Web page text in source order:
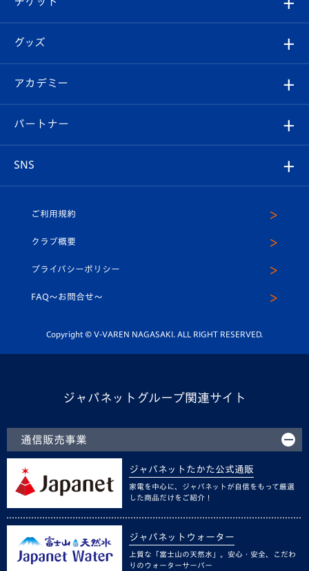
チケット
イベント
メディア
ホームタウン
エンブレム紹介
スタッフプロフィール
マスコット紹介
平和祈念活動
ホームタウン活動
はじめての観戦ガイド
Revive Team
ヴィヴィくんの長崎おもてなしガイド
フォトギャラリー
スタジアムグルメ
チケット
V-LOVERS（ファンクラブ）
プレイヤーズスイート
グッズ
オンラインショップ
店舗情報
アカデミー
育成からのお知らせ
U-18
スクール
パートナー
SNS
ヴィヴィくんインスタグラム
公式LINE＠
ご利用規約
クラブ概要
プライバシーポリシー
FAQ〜お問合せ〜
Copyright © V-VAREN NAGASAKI. ALL RIGHT RESERVED.
ジャパネットグループ関連サイト
通信販売事業
ジャパネットたかた公式通販
家電を中心に、ジャパネットが自信をもって厳選
した商品だけをご紹介！
ジャパネットウォーター
上質な「富士山の天然水」。安心・安全、こだわ
りのウォーターサーバー